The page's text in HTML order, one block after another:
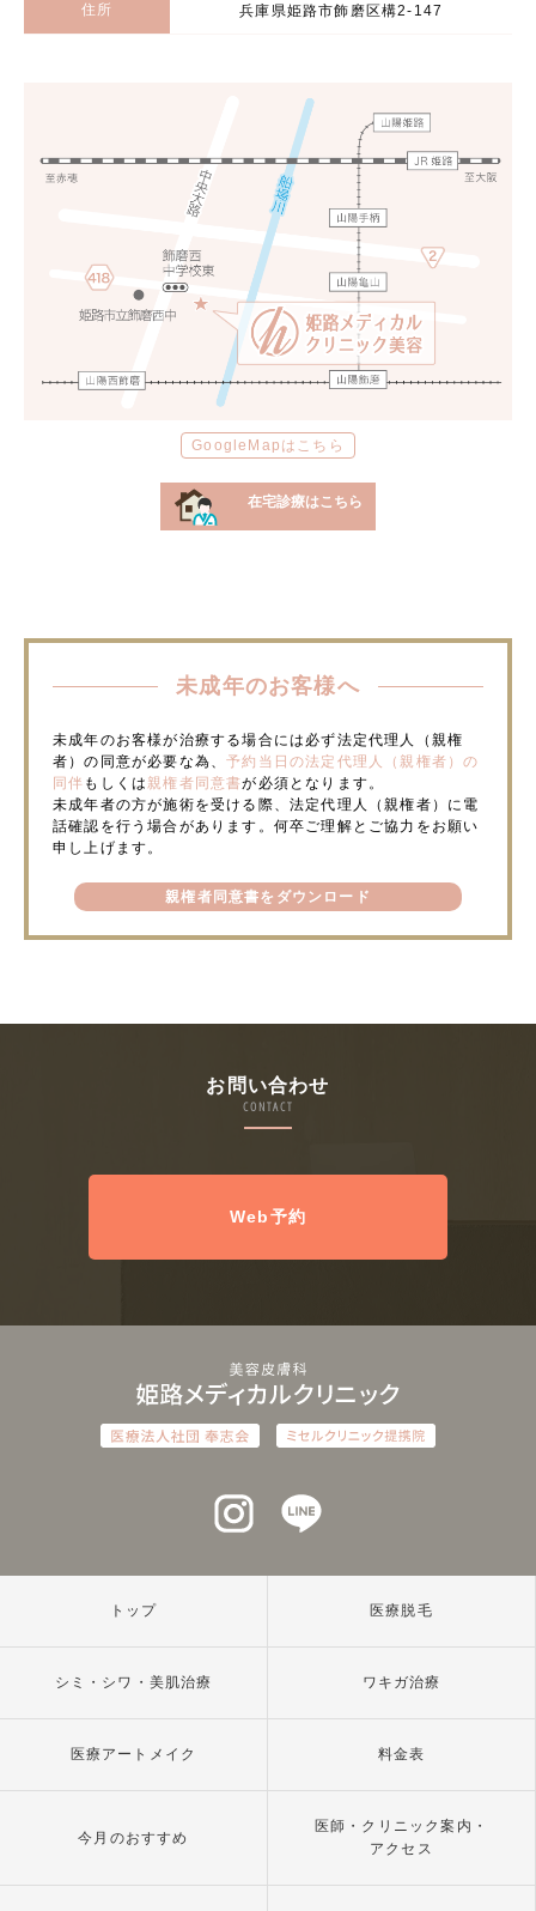
住所 兵庫県姫路市飾磨区構2-147
GoogleMapはこちら
在宅診療はこちら
未成年のお客様へ
未成年のお客様が治療する場合には必ず法定代理人（親権
者）の同意が必要な為、予約当日の法定代理人（親権者）の
同伴 もしくは親権者同意書が必須となります。
未成年者の方が施術を受ける際、法定代理人（親権者）に電
話確認を行う場合があります。何卒ご理解とご協力をお願い
申し上げます。
親権者同意書をダウンロード
お問い合わせ
CONTACT
Web予約
インスタグラム
トップ 医療脱毛
シミ・シワ・美肌治療 ワキガ治療
医療アートメイク 料金表
今月のおすすめ
医師・クリニック案内・
アクセス